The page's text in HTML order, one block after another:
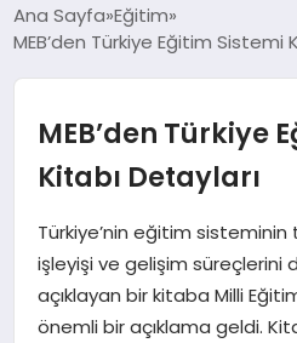
TEKNOLOJI
SPOR
SAĞLIK
EKONOMI
Ana Sayfa Eğitim
MEB’den Türkiye Eğitim Sistemi
MEB’den Türkiye
Kitabı Detayları
Türkiye’nin eğitim sisteminin
işleyişi ve gelişim süreçlerini
açıklayan bir kitaba Milli
önemli bir açıklama geldi.